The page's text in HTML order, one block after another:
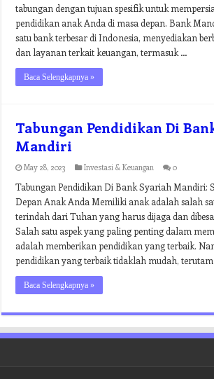
tabungan dengan tujuan spesifik untuk
pendidikan anak Anda di masa depan. Bank
satu bank terbesar di Indonesia, menyediakan
dan layanan terkait keuangan, termasuk …
Baca Selengkapnya »
Tabungan Pendidikan Di
Mandiri
May 28, 2023 Investasi & Keuangan 0
Tabungan Pendidikan Di Bank Syariah Mandiri:
Depan Anak Anda Memiliki anak adalah salah
terindah dari Tuhan yang harus dijaga dan
Salah satu aspek yang paling penting dalam
adalah memberikan pendidikan yang terbaik.
pendidikan yang terbaik tidaklah mudah,
Baca Selengkapnya »